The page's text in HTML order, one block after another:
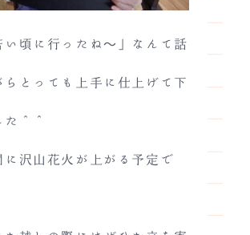
い頃に行ったね～」なんて話
らとっても上手に仕上げて下
＾＾
に沢山花火が上がる予定で